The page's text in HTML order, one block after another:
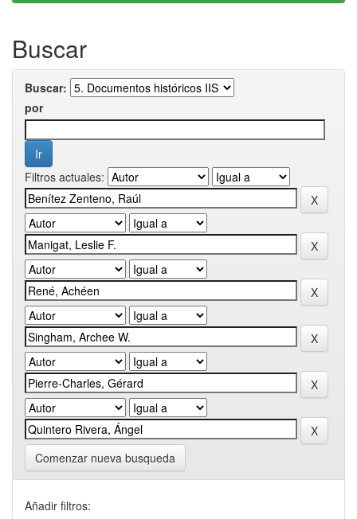
Buscar
Buscar:
por
Filtros actuales:
Comenzar nueva busqueda
Añadir filtros: